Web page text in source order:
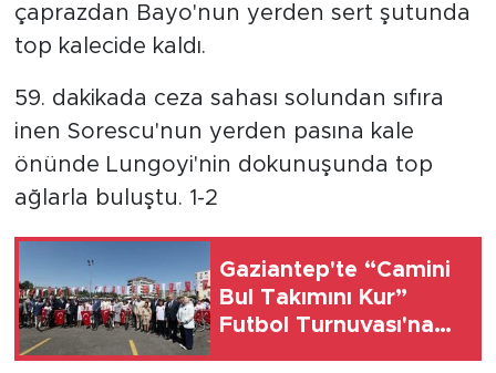
çaprazdan Bayo'nun yerden sert şutunda
top kalecide kaldı.
59. dakikada ceza sahası solundan sıfıra
inen Sorescu'nun yerden pasına kale
önünde Lungoyi'nin dokunuşunda top
ağlarla buluştu. 1-2
Gaziantep'te “Camini
Bul Takımını Kur”
Futbol Turnuvası'na